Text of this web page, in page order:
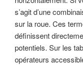
s’agit d’une
sur la roue. Ces
définissent
potentiels. Sur les
opérateurs